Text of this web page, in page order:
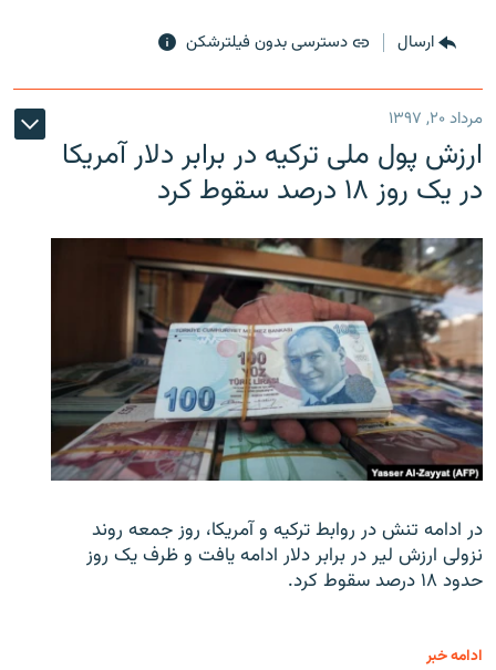
ارسال دسترسی بدون فیلترشکن
مرداد ۲۰, ۱۳۹۷
ارزش پول ملی ترکیه در برابر دلار آمریکا
در یک روز ۱۸ درصد سقوط کرد
در ادامه تنش در روابط ترکیه و آمریکا، روز جمعه روند
نزولی ارزش لیر در برابر دلار ادامه یافت و ظرف یک روز
حدود ۱۸ درصد سقوط کرد.
ادامه خبر